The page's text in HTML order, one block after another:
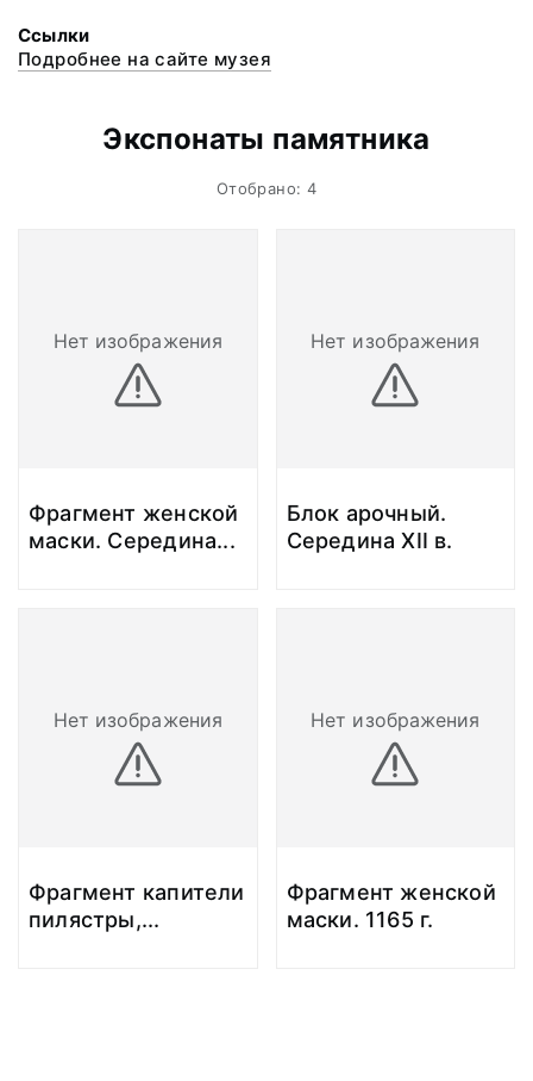
Ссылки
Подробнее на сайте музея
Экспонаты памятника
Отобрано: 4
Нет изображения
Фрагмент женской
маски. Середина...
Нет изображения
Блок арочный.
Середина XII в.
Нет изображения
Фрагмент капители
пилястры,...
Нет изображения
Фрагмент женской
маски. 1165 г.